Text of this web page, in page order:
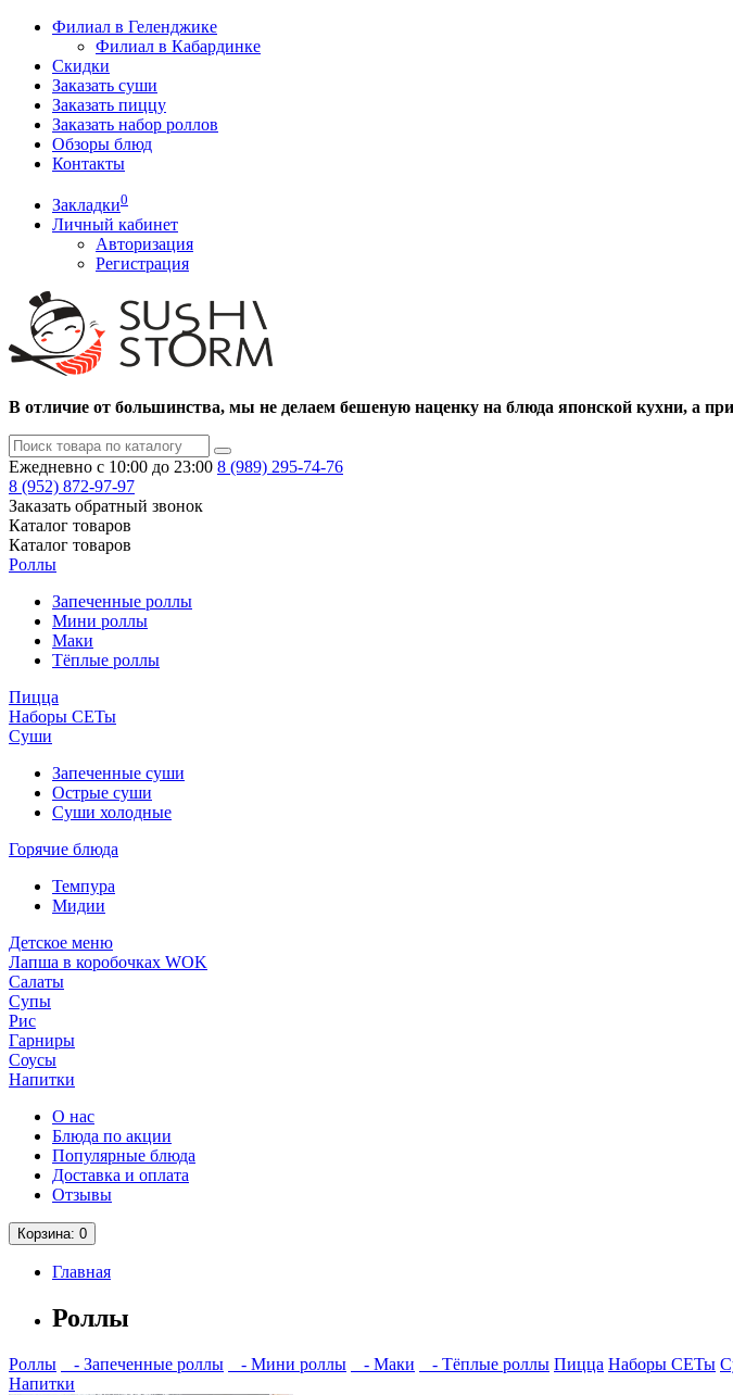
Филиал в Геленджике
Филиал в Кабардинке
Скидки
Заказать суши
Заказать пиццу
Заказать набор роллов
Обзоры блюд
Контакты
Закладки0
Личный кабинет
Авторизация
Регистрация
В отличие от большинства, мы не делаем бешеную наценку на блюда японской кухни, а
Ежедневно с 10:00 до 23:00 8 (989) 295-74-76
8 (952) 872-97-97
Заказать обратный звонок
Каталог товаров
Каталог товаров
Роллы
Запеченные роллы
Мини роллы
Маки
Тёплые роллы
Пицца
Наборы СЕТы
Суши
Запеченные суши
Острые суши
Суши холодные
Горячие блюда
Темпура
Мидии
Детское меню
Лапша в коробочках WOK
Салаты
Супы
Рис
Гарниры
Соусы
Напитки
О нас
Блюда по акции
Популярные блюда
Доставка и оплата
Отзывы
Корзина: 0
Главная
Роллы
Роллы - Запеченные роллы - Мини роллы - Маки - Тёплые роллы Пицца Наборы СЕТы
Напитки